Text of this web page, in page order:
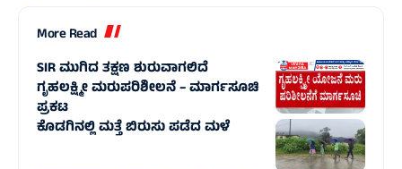
More Read
SIR ಮುಗಿದ ತಕ್ಷಣ ಶುರುವಾಗಲಿದೆ
ಗೃಹಲಕ್ಷ್ಮೀ ಮರುಪರಿಶೀಲನೆ – ಮಾರ್ಗಸೂಚಿ
ಪ್ರಕಟ
ಕೊಡಗಿನಲ್ಲಿ ಮತ್ತೆ ಬಿರುಸು ಪಡೆದ ಮಳೆ